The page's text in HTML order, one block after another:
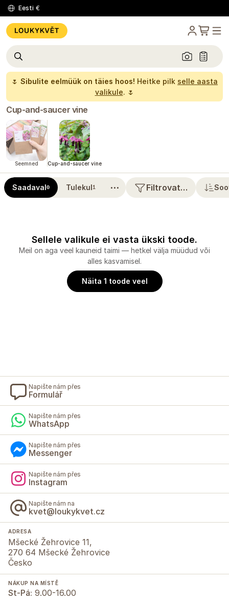
Eesti €
🌷 Sibulite eelmüük on täies hoos! Heitke pilk selle aasta
valikule. 🌷
Cup-and-saucer vine
Seemned Cup-and-saucer vine
Saadaval0 Tulekul1 ⋯ Filtrovat…
Sellele valikule ei vasta ükski toode.
Meil on aga veel kauneid taimi — hetkel välja müüdud või
alles kasvamisel.
Näita 1 toode veel
Napište nám přes
Formulář
Napište nám přes
WhatsApp
Napište nám přes
Messenger
Napište nám přes
Instagram
Napište nám na
kvet@loukykvet.cz
ADRESA
Mšecké Žehrovice 11,
270 64 Mšecké Žehrovice
Česko
NÁKUP NA MÍSTĚ
St-Pá: 9.00-16.00